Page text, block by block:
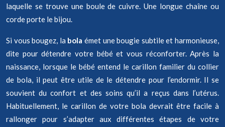
laquelle se trouve une boule de cuivre. Une longue chaîne ou
corde porte le bijou.
Si vous bougez, la bola émet une bougie subtile et harmonieuse,
dite pour détendre votre bébé et vous réconforter. Après la
naissance, lorsque le bébé entend le carillon familier du collier
de bola, il peut être utile de le détendre pour l’endormir. Il se
souvient du confort et des soins qu’il a reçus dans l’utérus.
Habituellement, le carillon de votre bola devrait être facile à
rallonger pour s’adapter aux différentes étapes de votre